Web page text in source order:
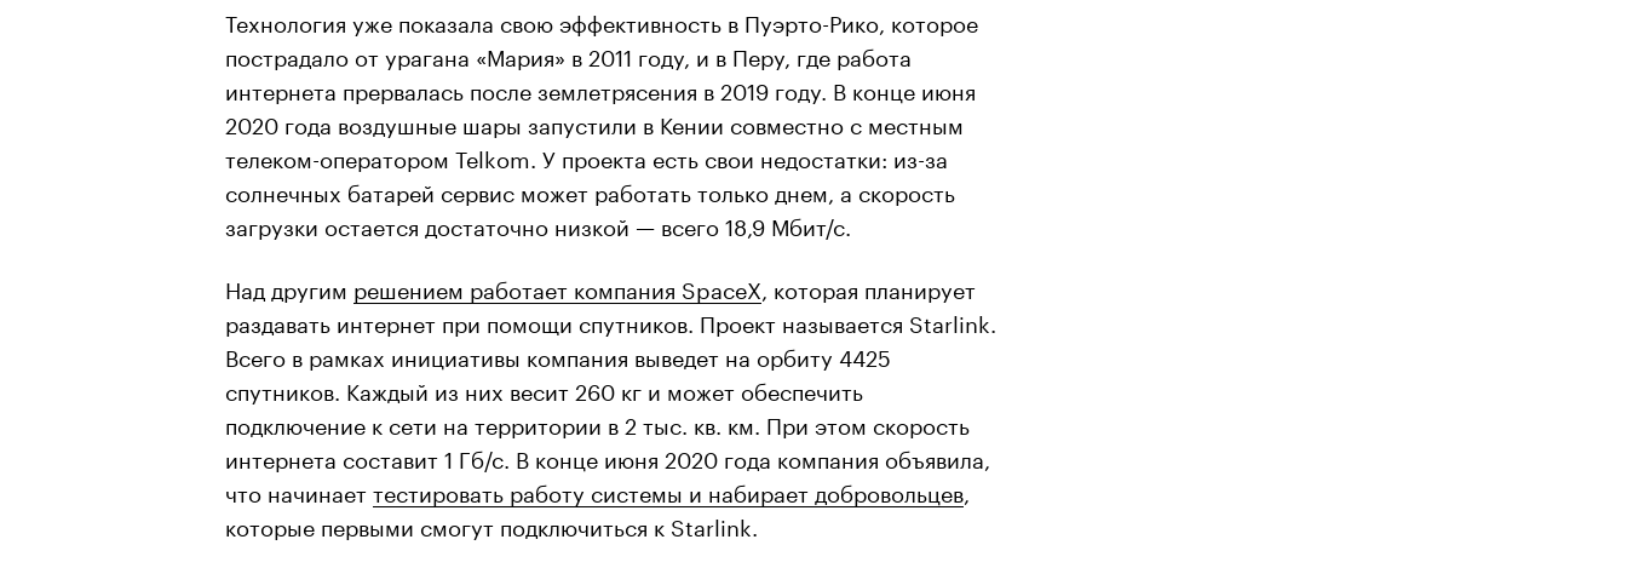
Технология уже показала свою эффективность в Пуэрто-Рико, которое
пострадало от урагана «Мария» в 2011 году, и в Перу, где работа
интернета прервалась после землетрясения в 2019 году. В конце июня
2020 года воздушные шары запустили в Кении совместно с местным
телеком-оператором Telkom. У проекта есть свои недостатки: из-за
солнечных батарей сервис может работать только днем, а скорость
загрузки остается достаточно низкой — всего 18,9 Мбит/с.
Над другим решением работает компания SpaceX , которая планирует
раздавать интернет при помощи спутников. Проект называется Starlink.
Всего в рамках инициативы компания выведет на орбиту 4425
спутников. Каждый из них весит 260 кг и может обеспечить
подключение к сети на территории в 2 тыс. кв. км. При этом скорость
интернета составит 1 Гб/с. В конце июня 2020 года компания объявила,
что начинаеттестировать работу системы и набирает добровольцев
которые первыми смогут подключиться к Starlink.